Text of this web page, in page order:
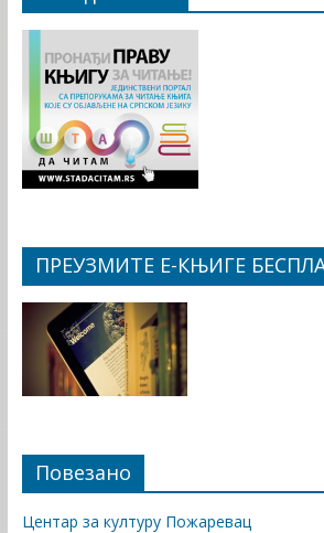
ПРЕУЗМИТЕ Е-КЊИГЕ
Повезано
Центар за културу Пожаревац